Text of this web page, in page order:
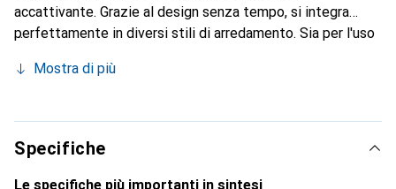
accattivante. Grazie al design senza tempo, si integra
perfettamente in diversi stili di arredamento. Sia per l'uso
un ambiente professionale, il piano da tavolo Ufficio si
spazio di lavoro con questo piano da tavolo funzionale ed
estetico di Johann Jakob.
Mostra di più
Specifiche
Le specifiche più importanti in sintesi